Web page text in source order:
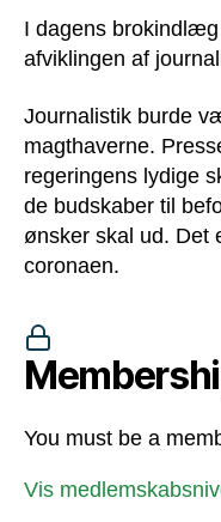
I dagens
afviklingen af
Journalistik burde
magthaverne.
regeringens lydige
de budskaber til
ønsker skal ud. Det
coronaen.
You must be a
Vis